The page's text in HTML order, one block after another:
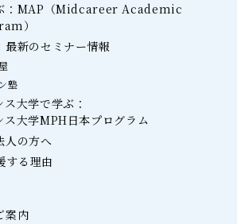
：MAP（Midcareer Academic
）
最新のセミナー情報
塾
大学で学ぶ：
ス大学MPH日本プログラム
人の方へ
する理由
案内